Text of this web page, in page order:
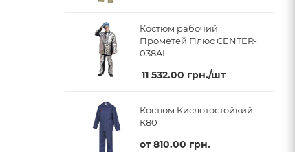
Костюм рабочий
Прометей Плюс CENTER-
038AL
11 532.00 грн./шт
Костюм Кислотостойкий
К80
от810.00 грн.